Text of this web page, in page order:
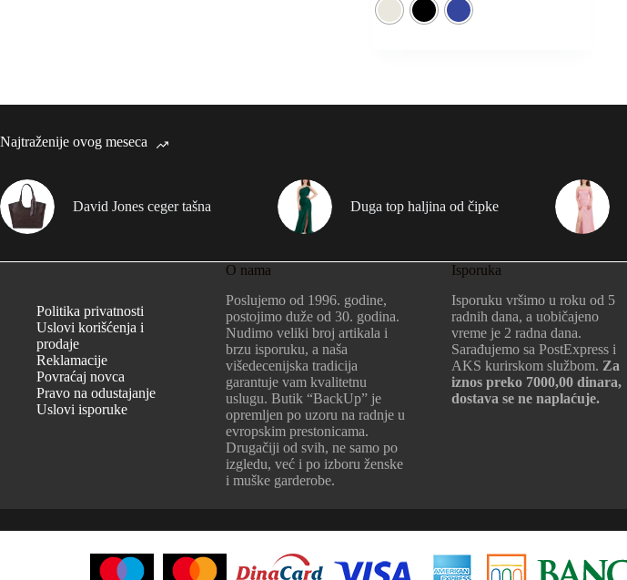
Najtraženije ovog meseca
David Jones ceger tašna Duga top haljina od čipke
Politika privatnosti
Uslovi korišćenja i
prodaje
Reklamacije
Povraćaj novca
Pravo na odustajanje
Uslovi isporuke
O nama
Poslujemo od 1996. godine,
postojimo duže od 30. godina.
Nudimo veliki broj artikala i
brzu isporuku, a naša
višedecenijska tradicija
garantuje vam kvalitetnu
uslugu. Butik “BackUp” je
opremljen po uzoru na radnje u
evropskim prestonicama.
Drugačiji od svih, ne samo po
izgledu, već i po izboru ženske
i muške garderobe.
Isporuka
Isporuku vršimo u roku od 5
radnih dana, a uobičajeno
vreme je 2 radna dana.
Sarađujemo sa PostExpress i
AKS kurirskom službom. Za
iznos preko 7000,00 dinara,
dostava se ne naplaćuje.